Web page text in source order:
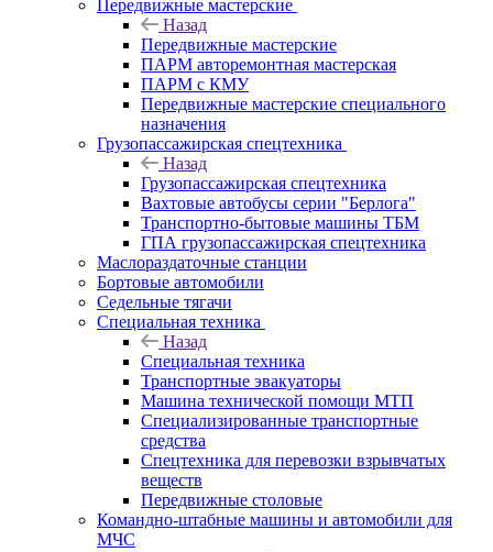
Передвижные мастерские
Назад
Передвижные мастерские
ПАРМ авторемонтная мастерская
ПАРМ с КМУ
Передвижные мастерские специального
назначения
Грузопассажирская спецтехника
Назад
Грузопассажирская спецтехника
Вахтовые автобусы серии "Берлога"
Транспортно-бытовые машины ТБМ
ГПА грузопассажирская спецтехника
Маслораздаточные станции
Бортовые автомобили
Седельные тягачи
Специальная техника
Назад
Специальная техника
Транспортные эвакуаторы
Машина технической помощи МТП
Специализированные транспортные
средства
Спецтехника для перевозки взрывчатых
веществ
Передвижные столовые
Командно-штабные машины и автомобили для
МЧС